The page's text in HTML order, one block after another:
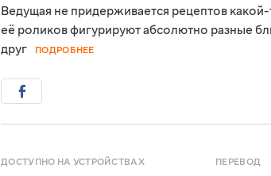
Ведущая не придерживается рецептов
её роликов фигурируют абсолютно разные
друг
ПОДРОБНЕЕ
ДОСТУПНО НА УСТРОЙСТВАХ
ПЕРЕВОД